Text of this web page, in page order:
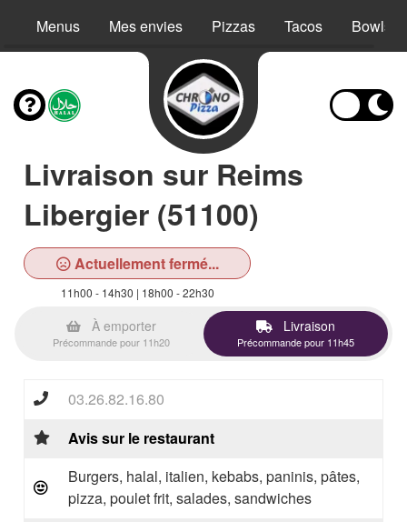
Menus Mes envies Pizzas Tacos Bowls
Livraison sur Reims
Libergier (51100)
Actuellement fermé...
11h00 - 14h30 | 18h00 - 22h30
À emporter
Précommande pour 11h20
Livraison
Précommande pour 11h45
03.26.82.16.80
Avis sur le restaurant
Burgers, halal, italien, kebabs, paninis, pâtes,
pizza, poulet frit, salades, sandwiches